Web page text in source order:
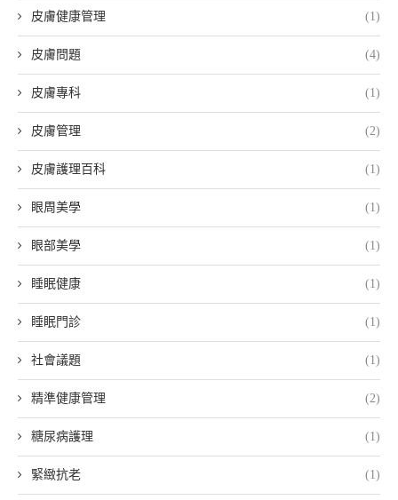
皮膚健康管理 (1)
皮膚問題 (4)
皮膚專科 (1)
皮膚管理 (2)
皮膚護理百科 (1)
眼周美學 (1)
眼部美學 (1)
睡眠健康 (1)
睡眠門診 (1)
社會議題 (1)
精準健康管理 (2)
糖尿病護理 (1)
緊緻抗老 (1)